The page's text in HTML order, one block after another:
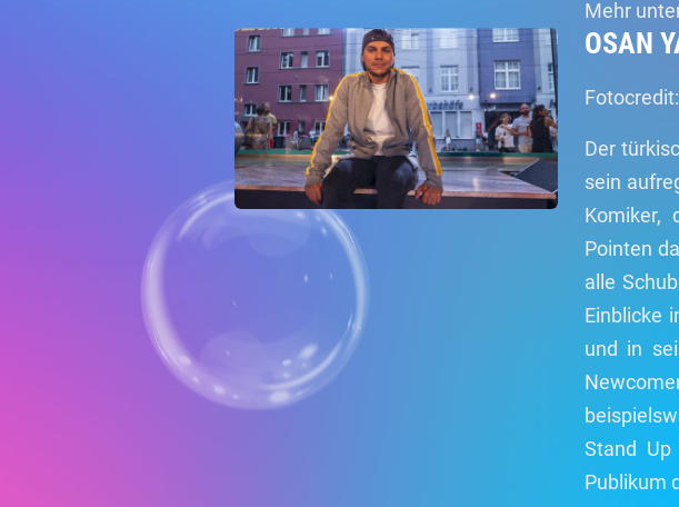
Mehr
OSAN
Der
sein
Komiker,
Pointen
alle
Einblicke
und in
Stand
Publikum